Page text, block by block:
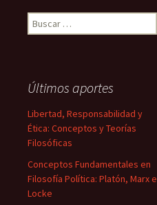
Buscar:
Últimos aportes
Libertad, Responsabilidad y
Ética: Conceptos y Teorías
Filosóficas
Conceptos Fundamentales en
Filosofía Política: Platón, Marx e
Locke